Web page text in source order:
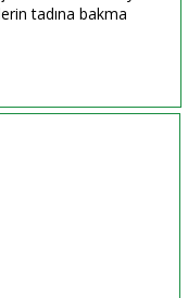
tadına bakma